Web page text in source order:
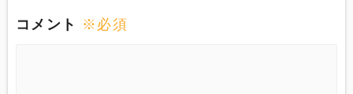
コメント ※必須